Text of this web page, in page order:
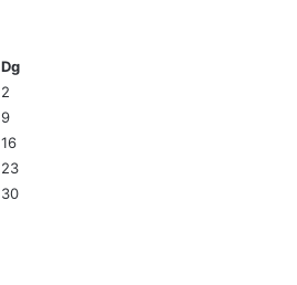
Dg
2
9
16
23
30